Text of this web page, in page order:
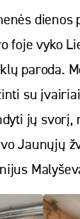
dienos
foje vyko
paroda.
su
jų svorį,
Jaunųjų